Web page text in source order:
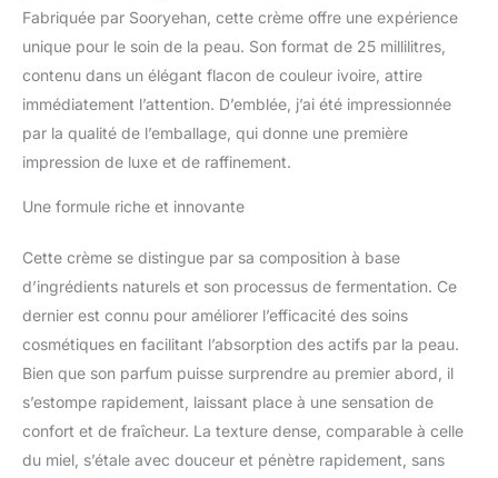
forme de champignon
crème contour des yeux
anti-âge à base de
plantes pour une texture
lisse.
Fabriquée par Sooryehan, cette crème offre une expérience
unique pour le soin de la peau. Son format de 25 millilitres,
contenu dans un élégant flacon de couleur ivoire, attire
immédiatement l’attention. D’emblée, j’ai été impressionnée
par la qualité de l’emballage, qui donne une première
impression de luxe et de raffinement.
Une formule riche et innovante
Cette crème se distingue par sa composition à base
d’ingrédients naturels et son processus de fermentation. Ce
dernier est connu pour améliorer l’efficacité des soins
cosmétiques en facilitant l’absorption des actifs par la peau.
Bien que son parfum puisse surprendre au premier abord, il
s’estompe rapidement, laissant place à une sensation de
confort et de fraîcheur. La texture dense, comparable à celle
du miel, s’étale avec douceur et pénètre rapidement, sans